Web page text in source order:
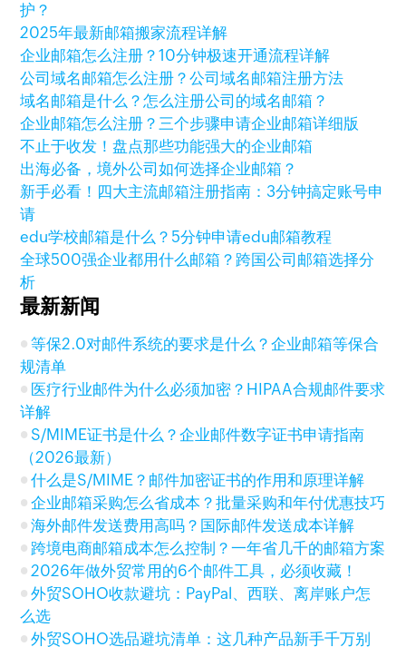
护？
2025年最新邮箱搬家流程详解
企业邮箱怎么注册？10分钟极速开通流程详解
公司域名邮箱怎么注册？公司域名邮箱注册方法
域名邮箱是什么？怎么注册公司的域名邮箱？
企业邮箱怎么注册？三个步骤申请企业邮箱详细版
不止于收发！盘点那些功能强大的企业邮箱
出海必备，境外公司如何选择企业邮箱？
新手必看！四大主流邮箱注册指南：3分钟搞定账号申
请
edu学校邮箱是什么？5分钟申请edu邮箱教程
全球500强企业都用什么邮箱？跨国公司邮箱选择分
析
最新新闻
等保2.0对邮件系统的要求是什么？企业邮箱等保合
规清单
医疗行业邮件为什么必须加密？HIPAA合规邮件要求
详解
S/MIME证书是什么？企业邮件数字证书申请指南
（2026最新）
什么是S/MIME？邮件加密证书的作用和原理详解
企业邮箱采购怎么省成本？批量采购和年付优惠技巧
海外邮件发送费用高吗？国际邮件发送成本详解
跨境电商邮箱成本怎么控制？一年省几千的邮箱方案
2026年做外贸常用的6个邮件工具，必须收藏！
外贸SOHO收款避坑：PayPal、西联、离岸账户怎
么选
外贸SOHO选品避坑清单：这几种产品新手千万别